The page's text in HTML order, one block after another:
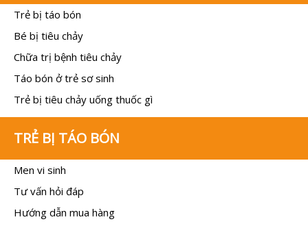
Trẻ bị táo bón
Bé bị tiêu chảy
Chữa trị bệnh tiêu chảy
Táo bón ở trẻ sơ sinh
Trẻ bị tiêu chảy uống thuốc gì
TRẺ BỊ TÁO BÓN
Men vi sinh
Tư vấn hỏi đáp
Hướng dẫn mua hàng